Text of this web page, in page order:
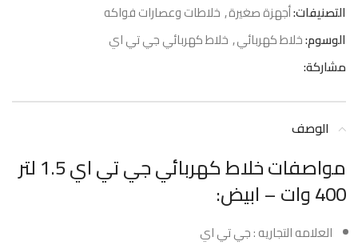
التصنيفات:أجهزة صغيرة, خلاطات وعصارات فواكه
الوسوم:خلاط كهربائي, خلاط كهربائي جي تي اي
مشاركة:
الوصف
مواصفات خلاط كهربائي جي تي اي 1.5 لتر
400 وات – ابيض:
العلامه التجاريه : جي تي اي